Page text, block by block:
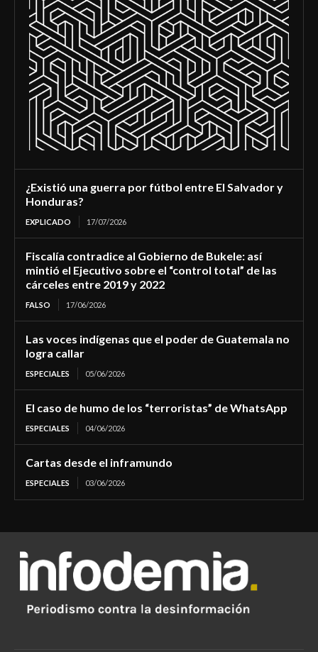
¿Existió una guerra por fútbol entre El Salvador y
Honduras?
EXPLICADO 17/07/2026
Fiscalía contradice al Gobierno de Bukele: así
mintió el Ejecutivo sobre el “control total” de las
cárceles entre 2019 y 2022
FALSO 17/06/2026
Las voces indígenas que el poder de Guatemala no
logra callar
ESPECIALES 05/06/2026
El caso de humo de los “terroristas” de WhatsApp
ESPECIALES 04/06/2026
Cartas desde el inframundo
ESPECIALES 03/06/2026